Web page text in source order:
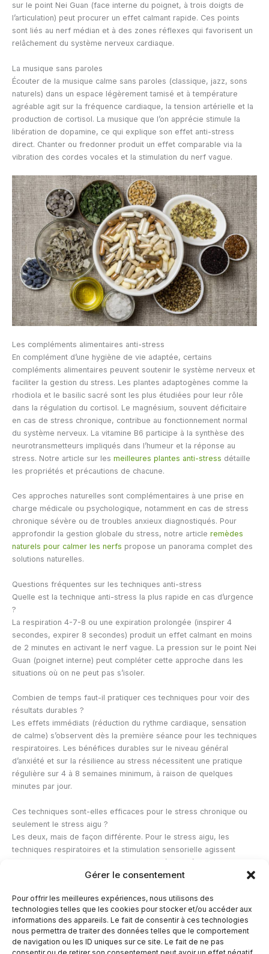
Gérer le consentement
Pour offrir les meilleures expériences, nous utilisons des
technologies telles que les cookies pour stocker et/ou accéder aux
informations des appareils. Le fait de consentir à ces technologies
nous permettra de traiter des données telles que le comportement
de navigation ou les ID uniques sur ce site. Le fait de ne pas
sur le point Nei Guan (face interne du poignet, à trois doigts de
l’articulation) peut procurer un effet calmant rapide. Ces points
sont liés au nerf médian et à des zones réflexes qui favorisent un
relâchement du système nerveux cardiaque.
La musique sans paroles
Écouter de la musique calme sans paroles (classique, jazz, sons
naturels) dans un espace légèrement tamisé et à température
agréable agit sur la fréquence cardiaque, la tension artérielle et la
production de cortisol. La musique que l’on apprécie stimule la
libération de dopamine, ce qui explique son effet anti-stress
direct. Chanter ou fredonner produit un effet comparable via la
vibration des cordes vocales et la stimulation du nerf vague.
Les compléments alimentaires anti-stress
En complément d’une hygiène de vie adaptée, certains
compléments alimentaires peuvent soutenir le système nerveux et
faciliter la gestion du stress. Les plantes adaptogènes comme la
rhodiola et le basilic sacré sont les plus étudiées pour leur rôle
dans la régulation du cortisol. Le magnésium, souvent déficitaire
en cas de stress chronique, contribue au fonctionnement normal
du système nerveux. La vitamine B6 participe à la synthèse des
neurotransmetteurs impliqués dans l’humeur et la réponse au
stress. Notre article sur les meilleures plantes anti-stress détaille
les propriétés et précautions de chacune.
Ces approches naturelles sont complémentaires à une prise en
charge médicale ou psychologique, notamment en cas de stress
chronique sévère ou de troubles anxieux diagnostiqués. Pour
approfondir la gestion globale du stress, notre article remèdes
naturels pour calmer les nerfs propose un panorama complet des
solutions naturelles.
Questions fréquentes sur les techniques anti-stress
Quelle est la technique anti-stress la plus rapide en cas d’urgence
?
La respiration 4-7-8 ou une expiration prolongée (inspirer 4
secondes, expirer 8 secondes) produit un effet calmant en moins
de 2 minutes en activant le nerf vague. La pression sur le point Nei
Guan (poignet interne) peut compléter cette approche dans les
situations où on ne peut pas s’isoler.
Combien de temps faut-il pratiquer ces techniques pour voir des
résultats durables ?
Les effets immédiats (réduction du rythme cardiaque, sensation
de calme) s’observent dès la première séance pour les techniques
respiratoires. Les bénéfices durables sur le niveau général
d’anxiété et sur la résilience au stress nécessitent une pratique
régulière sur 4 à 8 semaines minimum, à raison de quelques
minutes par jour.
Ces techniques sont-elles efficaces pour le stress chronique ou
seulement le stress aigu ?
Les deux, mais de façon différente. Pour le stress aigu, les
techniques respiratoires et la stimulation sensorielle agissent
rapidement. Pour le stress chronique, la régularité de la pratique
(cohérence cardiaque quotidienne, activité physique, gestion de
ponctuelles. En cas de stress chronique sévère, un
accompagnement médical ou psychologique reste indispensable.
←Article précédent Article suivant→